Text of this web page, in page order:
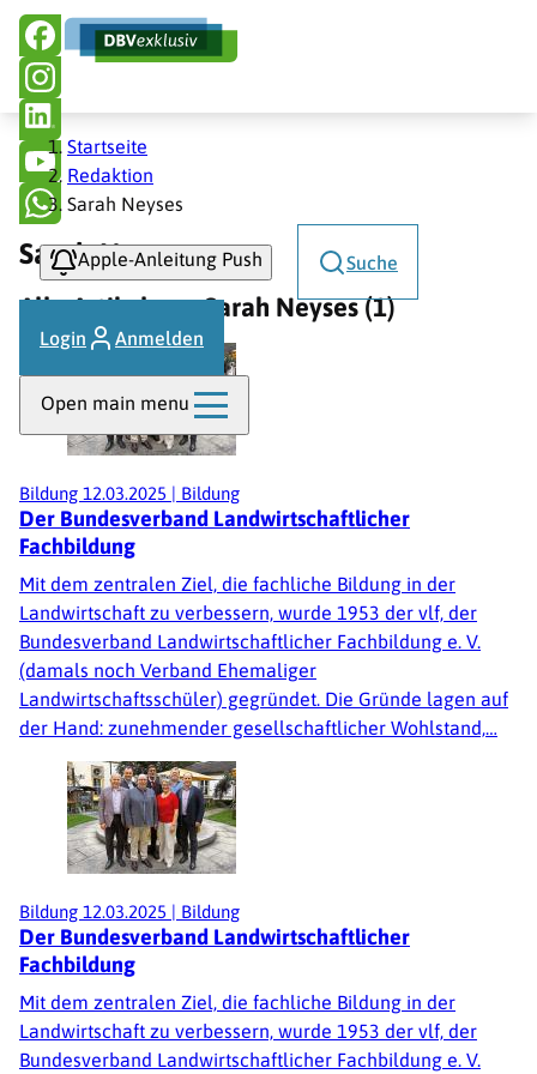
Direkt
zum
Inhalt
Hauptnavigation
Apple-Anleitung Push Suche
Login Anmelden
Open main menu
Pfadnavigation
Startseite
Redaktion
Sarah Neyses
Sarah Neyses
Alle Artikel von Sarah Neyses (1)
Bildung 12.03.2025 | Bildung
Der Bundesverband Landwirtschaftlicher
Fachbildung
Mit dem zentralen Ziel, die fachliche Bildung in der
Landwirtschaft zu verbessern, wurde 1953 der vlf, der
Bundesverband Landwirtschaftlicher Fachbildung e. V.
(damals noch Verband Ehemaliger
Landwirtschaftsschüler) gegründet. Die Gründe lagen auf
der Hand: zunehmender gesellschaftlicher Wohlstand,…
Bildung 12.03.2025 | Bildung
Der Bundesverband Landwirtschaftlicher
Fachbildung
Mit dem zentralen Ziel, die fachliche Bildung in der
Landwirtschaft zu verbessern, wurde 1953 der vlf, der
Bundesverband Landwirtschaftlicher Fachbildung e. V.